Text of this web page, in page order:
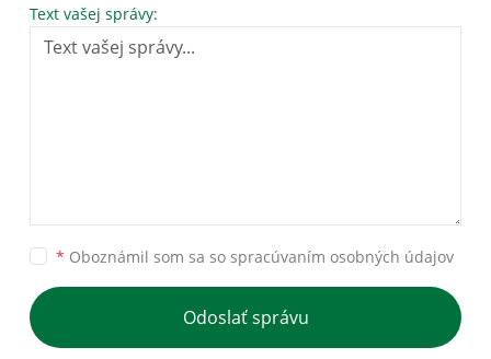
Text vašej správy:
* Oboznámil som sa so spracúvaním osobných údajov
Odoslať správu